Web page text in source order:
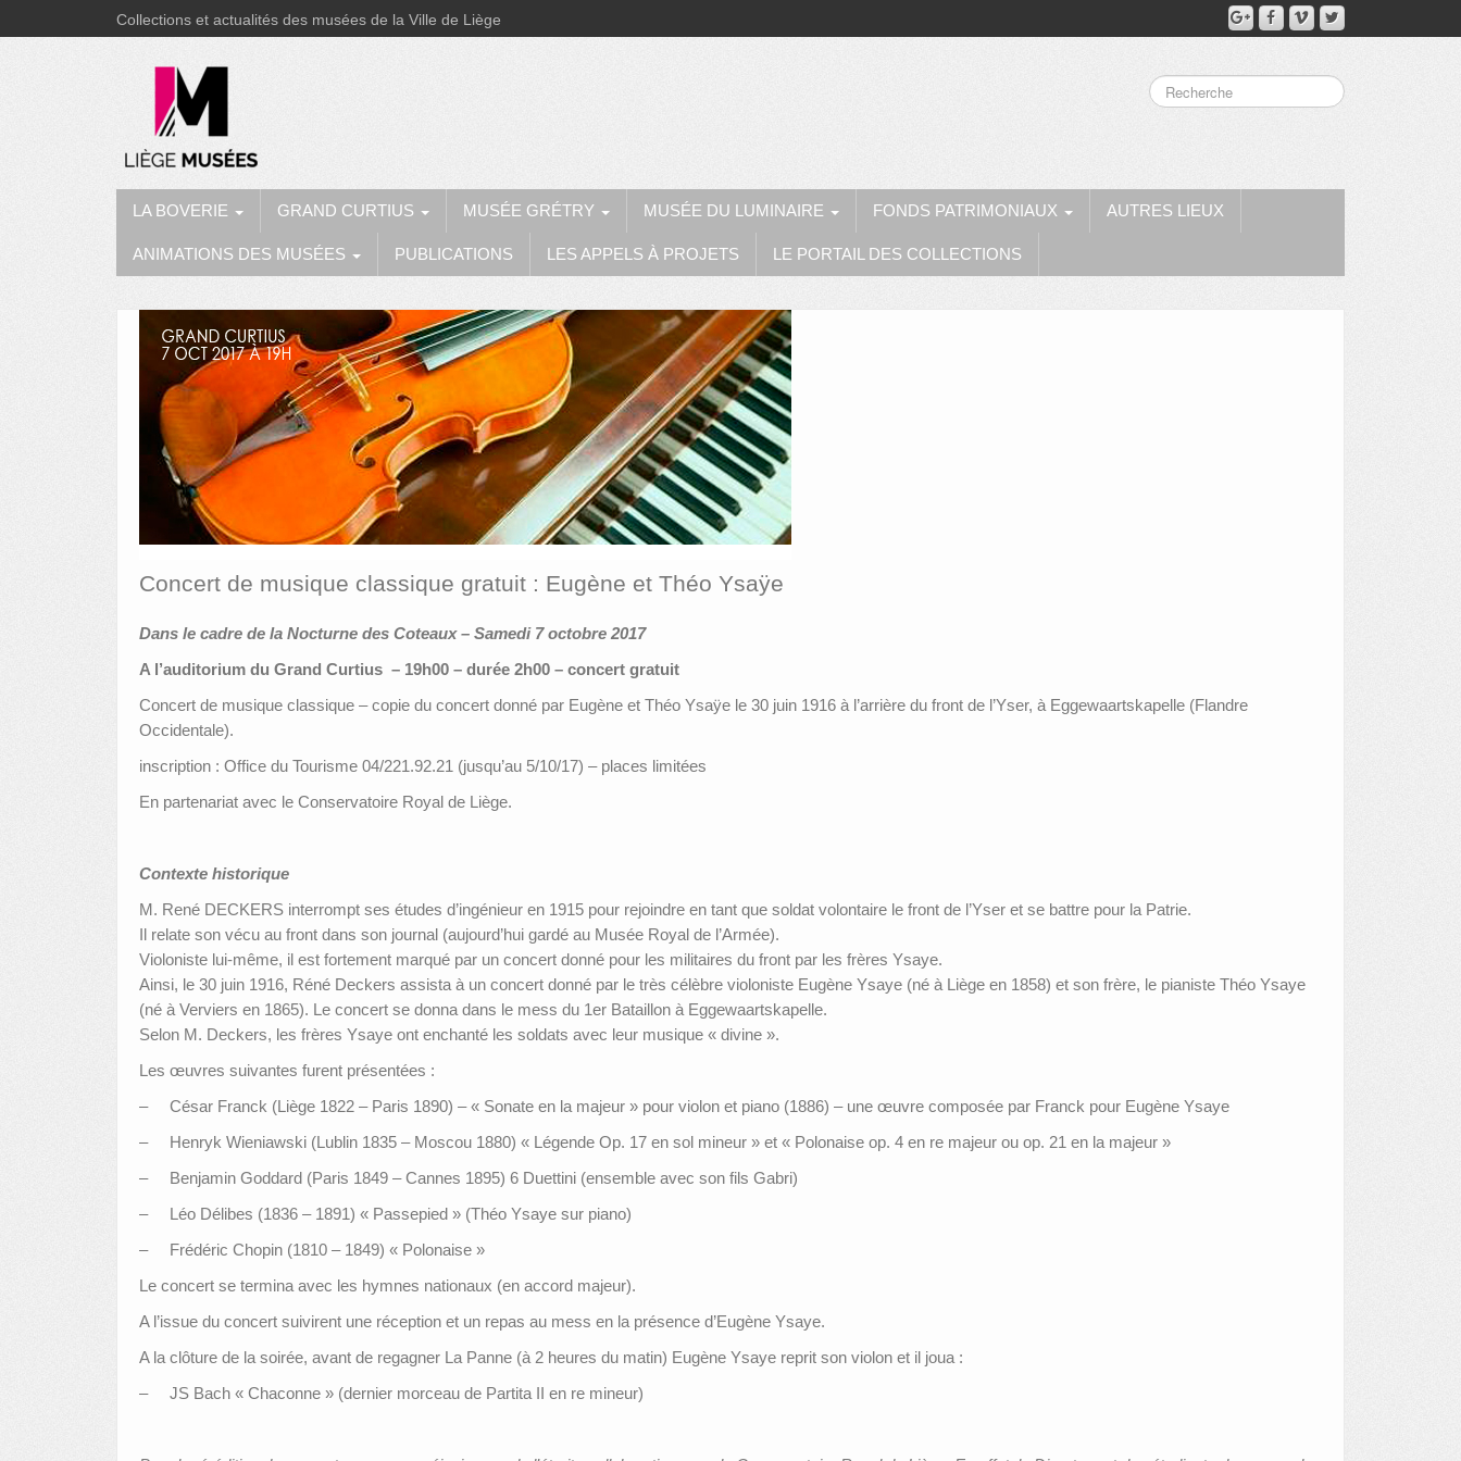
Collections et actualités des musées de la Ville de Liège
LA BOVERIE GRAND CURTIUS MUSÉE GRÉTRY MUSÉE DU LUMINAIRE FONDS PATRIMONIAUX AUTRES LIEUX
ANIMATIONS DES MUSÉES PUBLICATIONS LES APPELS À PROJETS LE PORTAIL DES COLLECTIONS
Concert de musique classique gratuit : Eugène et Théo Ysaÿe
Dans le cadre de la Nocturne des Coteaux – Samedi 7 octobre 2017
A l’auditorium du Grand Curtius – 19h00 – durée 2h00 – concert gratuit
Concert de musique classique – copie du concert donné par Eugène et Théo Ysaÿe le 30 juin 1916 à l’arrière du front de l’Yser, à Eggewaartskapelle (Flandre
Occidentale).
inscription : Office du Tourisme 04/221.92.21 (jusqu’au 5/10/17) – places limitées
En partenariat avec le Conservatoire Royal de Liège.
Contexte historique
M. René DECKERS interrompt ses études d’ingénieur en 1915 pour rejoindre en tant que soldat volontaire le front de l’Yser et se battre pour la Patrie.
Il relate son vécu au front dans son journal (aujourd’hui gardé au Musée Royal de l’Armée).
Violoniste lui-même, il est fortement marqué par un concert donné pour les militaires du front par les frères Ysaye.
Ainsi, le 30 juin 1916, Réné Deckers assista à un concert donné par le très célèbre violoniste Eugène Ysaye (né à Liège en 1858) et son frère, le pianiste Théo Ysaye
(né à Verviers en 1865). Le concert se donna dans le mess du 1er Bataillon à Eggewaartskapelle.
Selon M. Deckers, les frères Ysaye ont enchanté les soldats avec leur musique « divine ».
Les œuvres suivantes furent présentées :
– César Franck (Liège 1822 – Paris 1890) – « Sonate en la majeur » pour violon et piano (1886) – une œuvre composée par Franck pour Eugène Ysaye
– Henryk Wieniawski (Lublin 1835 – Moscou 1880) « Légende Op. 17 en sol mineur » et « Polonaise op. 4 en re majeur ou op. 21 en la majeur »
– Benjamin Goddard (Paris 1849 – Cannes 1895) 6 Duettini (ensemble avec son fils Gabri)
– Léo Délibes (1836 – 1891) « Passepied » (Théo Ysaye sur piano)
– Frédéric Chopin (1810 – 1849) « Polonaise »
Le concert se termina avec les hymnes nationaux (en accord majeur).
A l’issue du concert suivirent une réception et un repas au mess en la présence d’Eugène Ysaye.
A la clôture de la soirée, avant de regagner La Panne (à 2 heures du matin) Eugène Ysaye reprit son violon et il joua :
– JS Bach « Chaconne » (dernier morceau de Partita II en re mineur)